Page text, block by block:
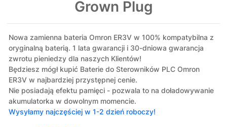
Grown Plug
Nowa zamienna bateria Omron ER3V w 100% kompatybilna z
oryginalną baterią. 1 lata gwarancji i 30-dniowa gwarancja
zwrotu pieniedzy dla naszych Klientów!
Będziesz mógł kupić Baterie do Sterowników PLC Omron
ER3V w najbardziej przystępnej cenie.
Nie posiadają efektu pamięci - pozwala to na doładowywanie
akumulatorka w dowolnym momencie.
Wysyłamy najczęściej w 1-2 dzień roboczy!